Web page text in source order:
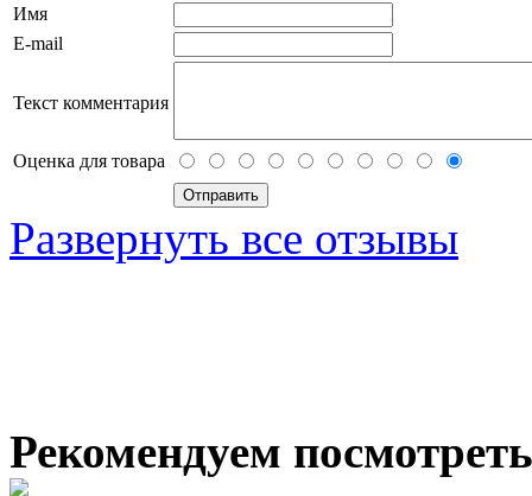
Имя
E-mail
Текст комментария
Оценка для товара
Развернуть все отзывы
Рекомендуем посмотреть